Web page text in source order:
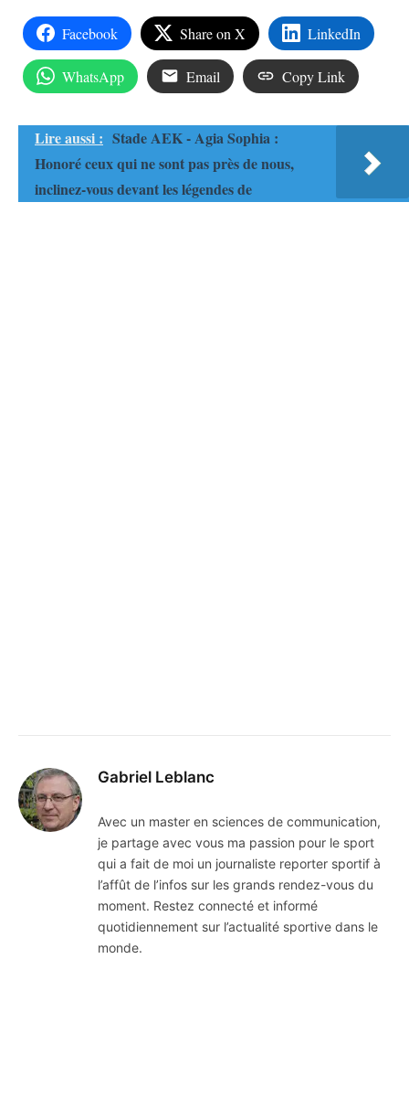
Facebook Share on X LinkedIn
WhatsApp Email Copy Link
Lire aussi : Stade AEK - Agia Sophia :
Honoré ceux qui ne sont pas près de nous,
inclinez-vous devant les légendes de
Gabriel Leblanc
Avec un master en sciences de communication,
je partage avec vous ma passion pour le sport
qui a fait de moi un journaliste reporter sportif à
l’affût de l’infos sur les grands rendez-vous du
moment. Restez connecté et informé
quotidiennement sur l’actualité sportive dans le
monde.